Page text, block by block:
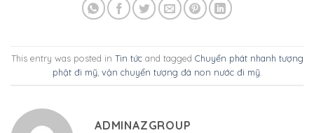
This entry was posted in Tin tứcand tagged Chuyển phát nhanh tượng
phật đi mỹ, vận chuyển tượng đá non nước đi mỹ.
ADMINAZGROUP